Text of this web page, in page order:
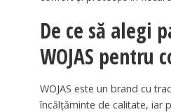
De ce să alegi
WOJAS pentru
WOJAS este un brand cu
încălțăminte de calitate, iar